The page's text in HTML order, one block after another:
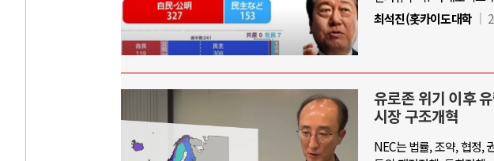
최석진(홋카이도대학
유로존 위기 이후
시장 구조개혁
NEC는 법률, 조약, 협정,